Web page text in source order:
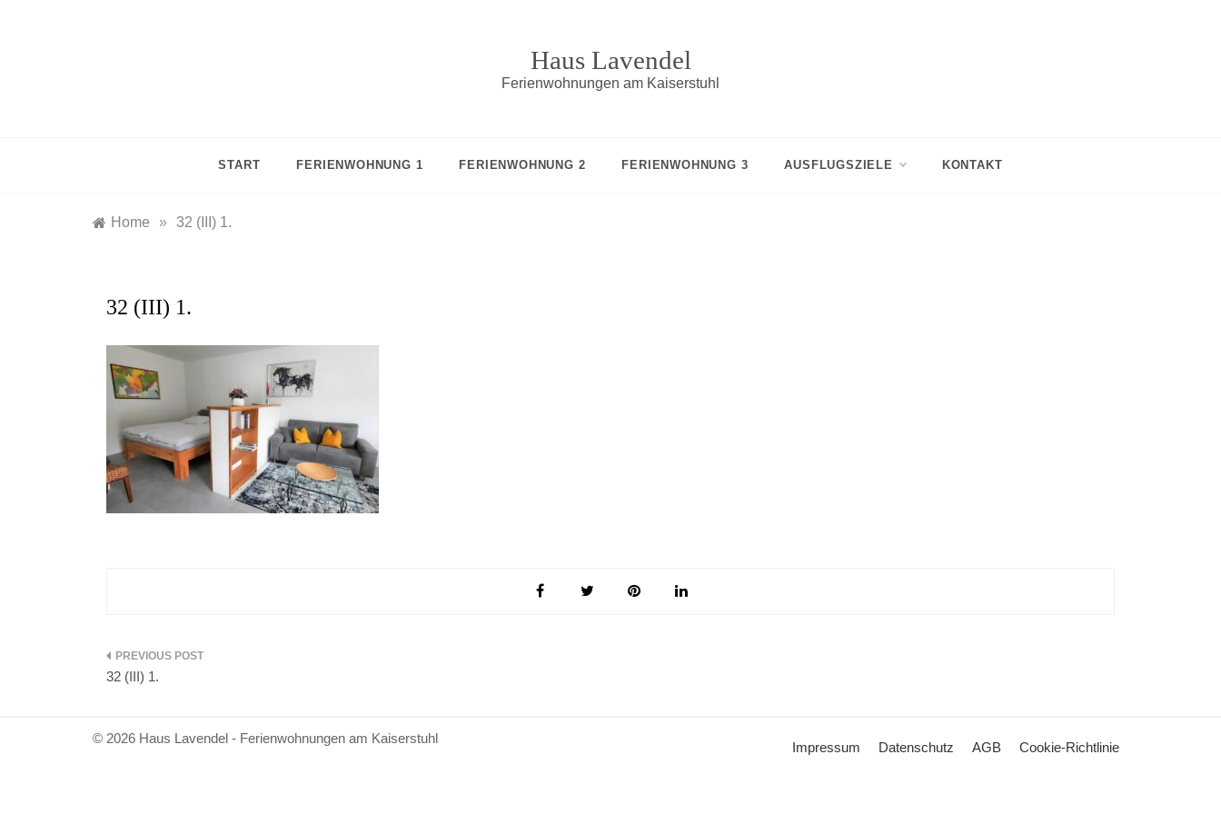
Haus Lavendel
Ferienwohnungen am Kaiserstuhl
START FERIENWOHNUNG 1 FERIENWOHNUNG 2 FERIENWOHNUNG 3 AUSFLUGSZIELE KONTAKT
Home » 32 (III) 1.
32 (III) 1.
Beitragsnavigation
32 (III) 1.
Impressum Datenschutz AGB Cookie-Richtlinie
© 2026 Haus Lavendel - Ferienwohnungen am Kaiserstuhl